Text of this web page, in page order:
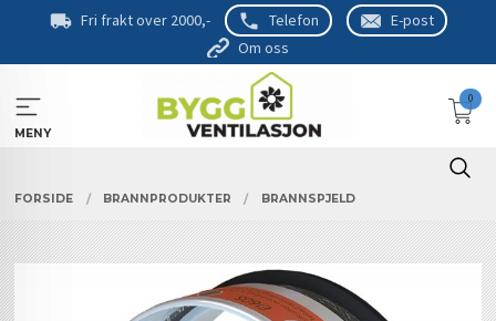
Fri frakt over 2000,- Telefon
E-post
Om oss
MENY
0
FORSIDE BRANNPRODUKTER BRANNSPJELD